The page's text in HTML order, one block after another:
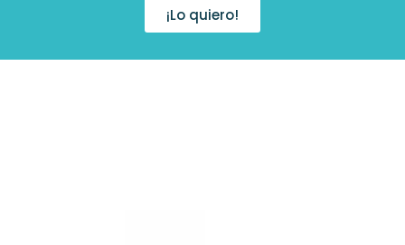
¡Lo quiero!